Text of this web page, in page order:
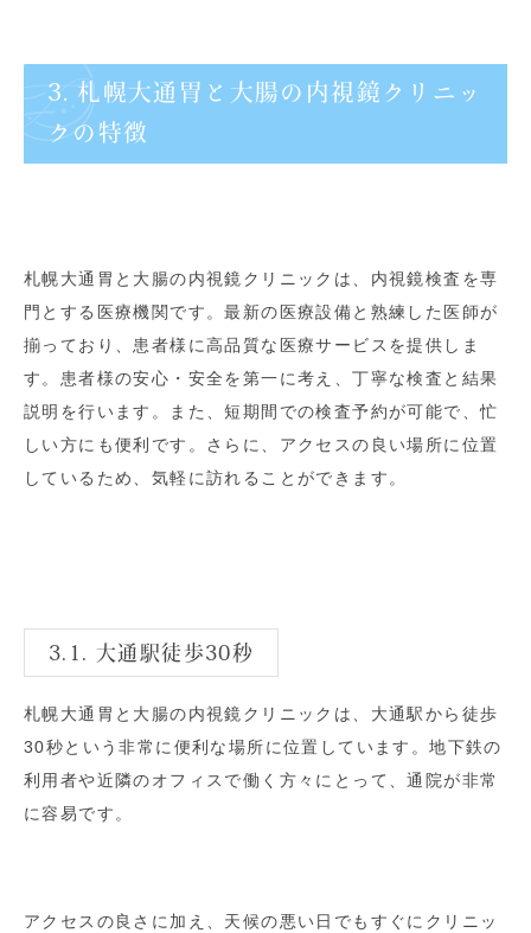
3. 札幌大通胃と大腸の内視鏡クリニッ
クの特徴
札幌大通胃と大腸の内視鏡クリニックは、内視鏡検査を専
門とする医療機関です。最新の医療設備と熟練した医師が
揃っており、患者様に高品質な医療サービスを提供しま
す。患者様の安心・安全を第一に考え、丁寧な検査と結果
説明を行います。また、短期間での検査予約が可能で、忙
しい方にも便利です。さらに、アクセスの良い場所に位置
しているため、気軽に訪れることができます。
3.1. 大通駅徒歩30秒
札幌大通胃と大腸の内視鏡クリニックは、大通駅から徒歩
30秒という非常に便利な場所に位置しています。地下鉄の
利用者や近隣のオフィスで働く方々にとって、通院が非常
に容易です。
アクセスの良さに加え、天候の悪い日でもすぐにクリニッ